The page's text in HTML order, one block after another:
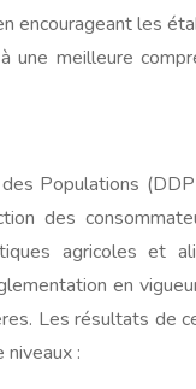
encourageant les
une meilleure
Populations
des
agricoles et
en
Les résultats de
: